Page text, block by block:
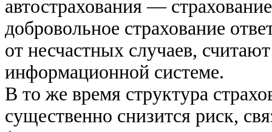
автострахования —
добровольное страхование
от несчастных случаев,
информационной системе.
В то же время структура
существенно снизится риск,